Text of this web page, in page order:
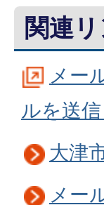
関連
メー
ルを送
大津
メー